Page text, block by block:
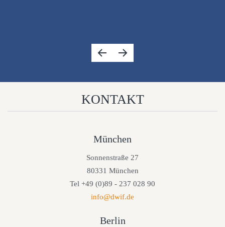
KONTAKT
München
Sonnenstraße 27
80331 München
Tel +49 (0)89 - 237 028 90
info@dwif.de
Berlin